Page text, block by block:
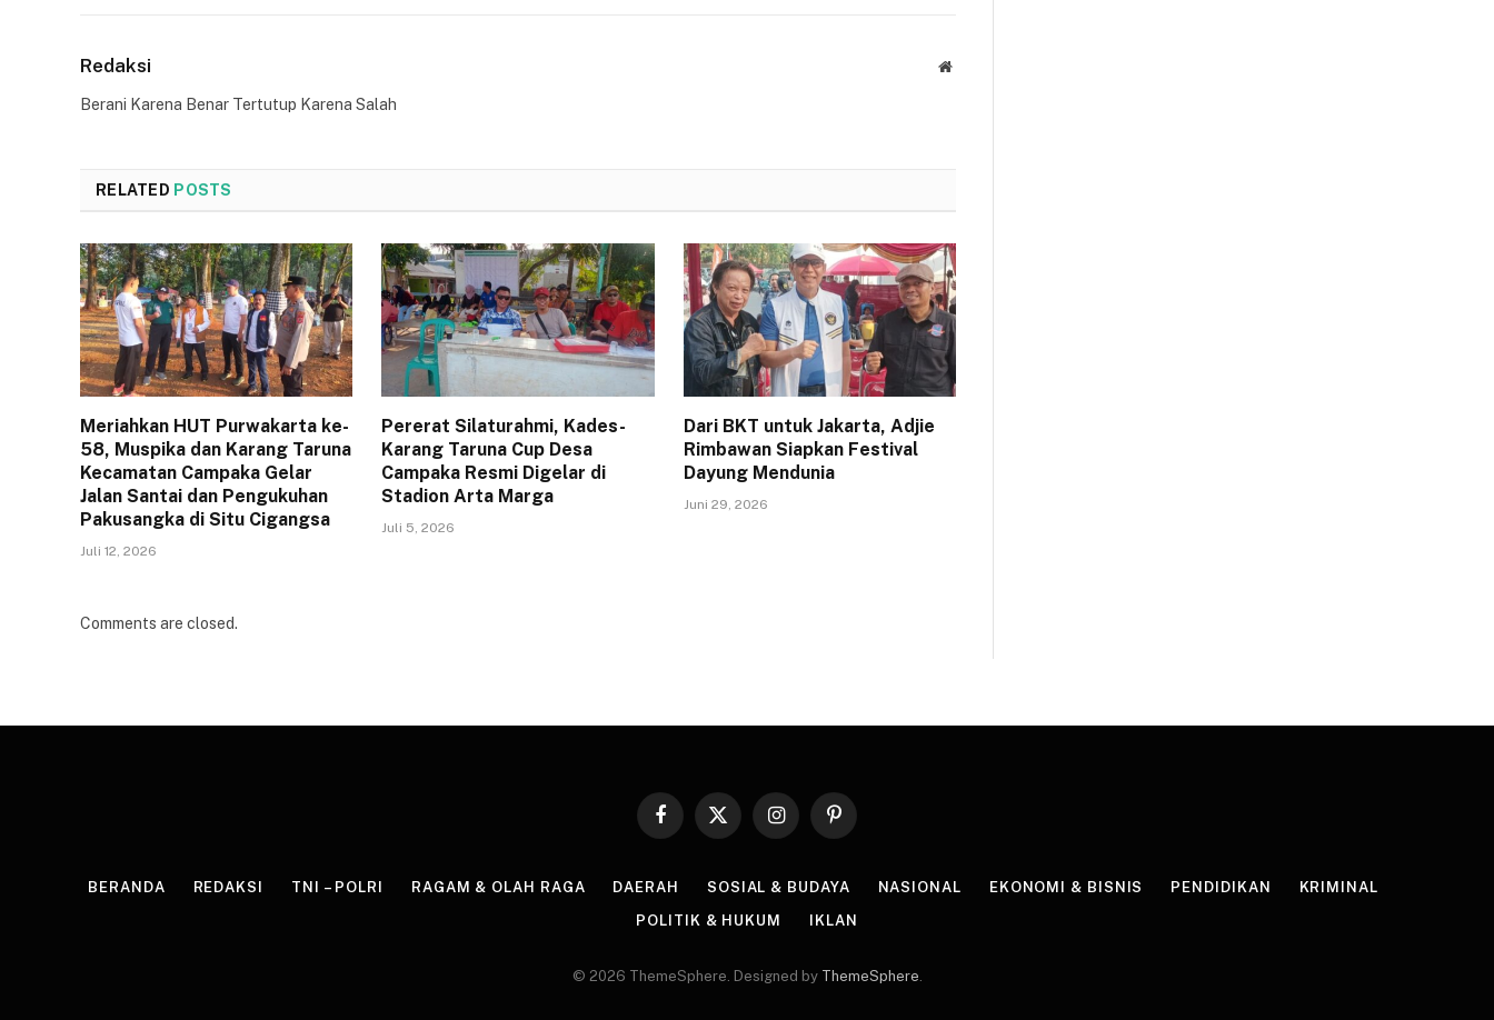
Redaksi Website
Berani Karena Benar Tertutup Karena Salah
RELATED POSTS
Meriahkan HUT Purwakarta ke-
58, Muspika dan Karang Taruna
Kecamatan Campaka Gelar
Jalan Santai dan Pengukuhan
Pakusangka di Situ Cigangsa
Juli 12, 2026
Pererat Silaturahmi, Kades-
Karang Taruna Cup Desa
Campaka Resmi Digelar di
Stadion Arta Marga
Juli 5, 2026
Dari BKT untuk Jakarta, Adjie
Rimbawan Siapkan Festival
Dayung Mendunia
Juni 29, 2026
Comments are closed.
Facebook
X
InstagramPinterest
BERANDA REDAKSI TNI – POLRI RAGAM & OLAH RAGA DAERAH SOSIAL & BUDAYA NASIONAL EKONOMI & BISNIS PENDIDIKAN
KRIMINAL
POLITIK & HUKUM
IKLAN
© 2026 ThemeSphere. Designed by ThemeSphere